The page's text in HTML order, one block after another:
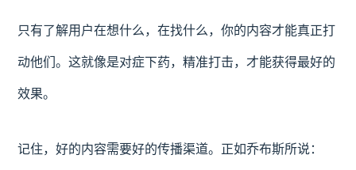
只有了解用户在想什么，在找什么，你的内容才能真正打
动他们。这就像是对症下药，精准打击，才能获得最好的
效果。
记住，好的内容需要好的传播渠道。正如乔布斯所说：